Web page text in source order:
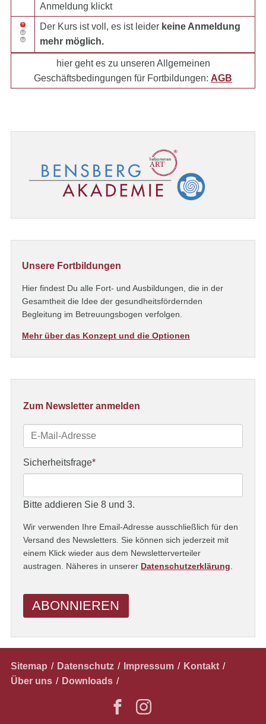
Anmeldung klickt
Der Kurs ist voll, es ist leider keine Anmeldung
mehr möglich.
hier geht es zu unseren Allgemeinen
Geschäftsbedingungen für Fortbildungen: AGB
Unsere Fortbildungen
Hier findest Du alle Fort- und Ausbildungen, die in der
Gesamtheit die Idee der gesundheitsfördernden
Begleitung im Betreuungsbogen verfolgen.
Mehr über das Konzept und die Optionen
Zum Newsletter anmelden
E-
Mail-
Adresse
Pflichtfeld
Sicherheitsfrage*
Bitte addieren Sie 8 und 3.
Wir verwenden Ihre Email-Adresse ausschließlich für den
Versand des Newsletters. Sie können sich jederzeit mit
einem Klick wieder aus dem Newsletterverteiler
austragen. Näheres in unserer Datenschutzerklärung.
ABONNIEREN
Navigation
überspringen
Sitemap Datenschutz Impressum
Kontakt
Über uns
Downloads